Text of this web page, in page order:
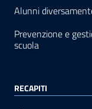
Alunni
Prevenzione e
scuola
RECAPITI